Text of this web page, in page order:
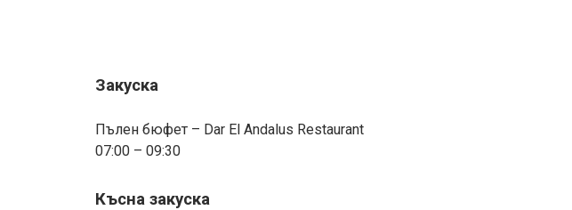
Закуска
Пълен бюфет – Dar El Andalus Restaurant
07:00 – 09:30
Късна закуска